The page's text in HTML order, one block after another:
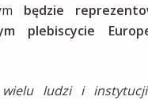
będzie
plebiscycie
wielu ludzi i